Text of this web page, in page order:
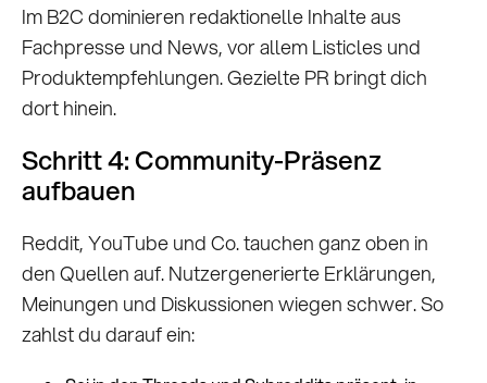
Im B2C dominieren redaktionelle Inhalte aus
Fachpresse und News, vor allem Listicles und
Produktempfehlungen. Gezielte PR bringt dich
dort hinein.
Schritt 4: Community-Präsenz
aufbauen
Reddit, YouTube und Co. tauchen ganz oben in
den Quellen auf. Nutzergenerierte Erklärungen,
Meinungen und Diskussionen wiegen schwer. So
zahlst du darauf ein: